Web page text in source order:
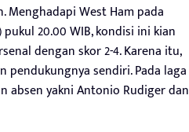
Menghadapi West Ham pada
20.00 WIB, kondisi ini kian
dengan skor 2-4. Karena itu,
sendiri. Pada laga
absen yakni Antonio Rudiger dan